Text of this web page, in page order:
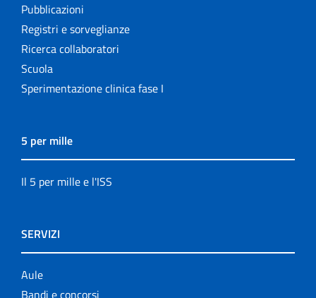
Pubblicazioni
Registri e sorveglianze
Ricerca collaboratori
Scuola
Sperimentazione clinica fase I
5 per mille
Il 5 per mille e l'ISS
SERVIZI
Aule
Bandi e concorsi